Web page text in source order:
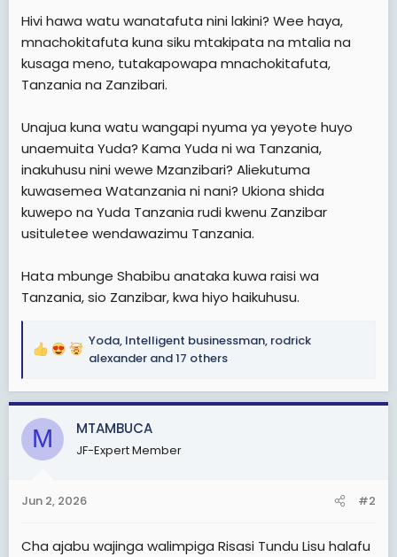
Hivi hawa watu wanatafuta nini lakini? Wee haya,
mnachokitafuta kuna siku mtakipata na mtalia na
kusaga meno, tutakapowapa mnachokitafuta,
Tanzania na Zanzibari.
Unajua kuna watu wangapi nyuma ya yeyote huyo
unaemuita Yuda? Kama Yuda ni wa Tanzania,
inakuhusu nini wewe Mzanzibari? Aliekutuma
kuwasemea Watanzania ni nani? Ukiona shida
kuwepo na Yuda Tanzania rudi kwenu Zanzibar
usituletee wendawazimu Tanzania.
Hata mbunge Shabibu anataka kuwa raisi wa
Tanzania, sio Zanzibar, kwa hiyo haikuhusu.
R
a
c
t
i
o
s
Yoda, Intelligent businessman, rodrick
alexander and 17 others
M MTAMBUCA
JF-Expert Member
Jun 2, 2026 #2
Cha ajabu wajinga walimpiga Risasi Tundu Lisu halafu